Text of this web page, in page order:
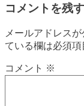
コメントを残す
メールアドレス
ている欄は必須項
コメント ※